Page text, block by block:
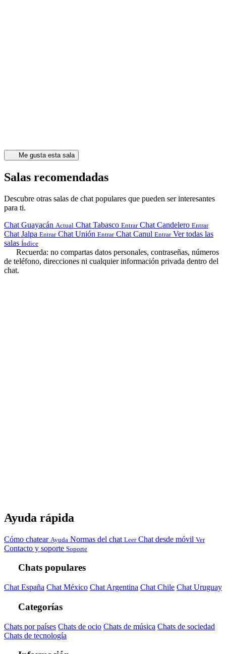
Me gusta esta sala
Salas recomendadas
Descubre otras salas de chat populares que pueden ser interesantes
para ti.
Chat Guayacán Actual Chat Tabasco Entrar Chat Candelero Entrar
Chat Jalpa Entrar Chat Unión Entrar Chat Canul Entrar Ver todas las
salas Índice
Recuerda: no compartas datos personales, contraseñas, números
de teléfono, direcciones ni cualquier información privada dentro del
chat.
Ayuda rápida
Cómo chatear Ayuda Normas del chat Leer Chat desde móvil Ver
Contacto y soporte Soporte
Chats populares
Chat España Chat México Chat Argentina Chat Chile Chat Uruguay
Categorías
Chats por países Chats de ocio Chats de música Chats de sociedad
Chats de tecnología